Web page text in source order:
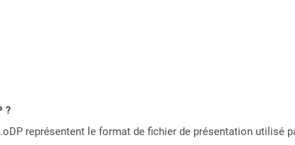
?
représentent le format de fichier de présentation utilisé